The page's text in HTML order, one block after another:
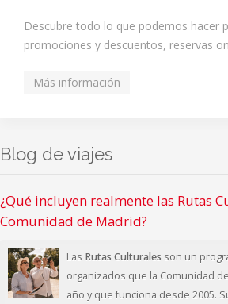
Descubre todo lo que podemos hacer
promociones y descuentos, reservas
Más información
Blog de viajes
¿Qué incluyen realmente las Rutas
Comunidad de Madrid?
Las Rutas Culturales son un
organizados que la Comunidad
año y que funciona desde 2005.